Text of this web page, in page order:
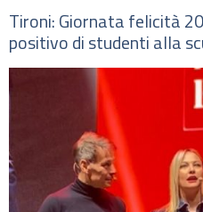
Tironi: Giornata felicità
positivo di studenti alla